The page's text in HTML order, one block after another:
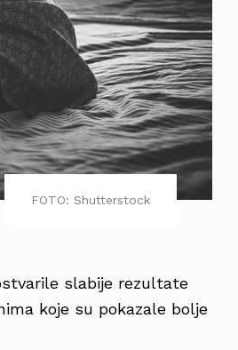
FOTO: Shutterstock
slabije rezultate
koje su pokazale bolje